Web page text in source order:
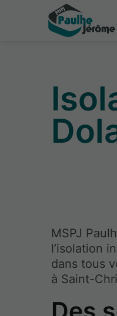
MSPJ
l’isolation
dans tous
à Saint-